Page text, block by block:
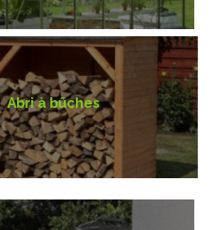
Abri à bûches